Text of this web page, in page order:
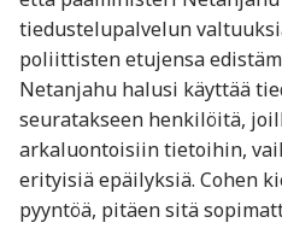
tiedustelupalvelun
poliittisten etujensa
Netanjahu halusi käyttää
seuratakseen henkilöitä,
arkaluontoisiin tietoihin,
erityisiä epäilyksiä. Cohen
pyyntöä, pitäen sitä